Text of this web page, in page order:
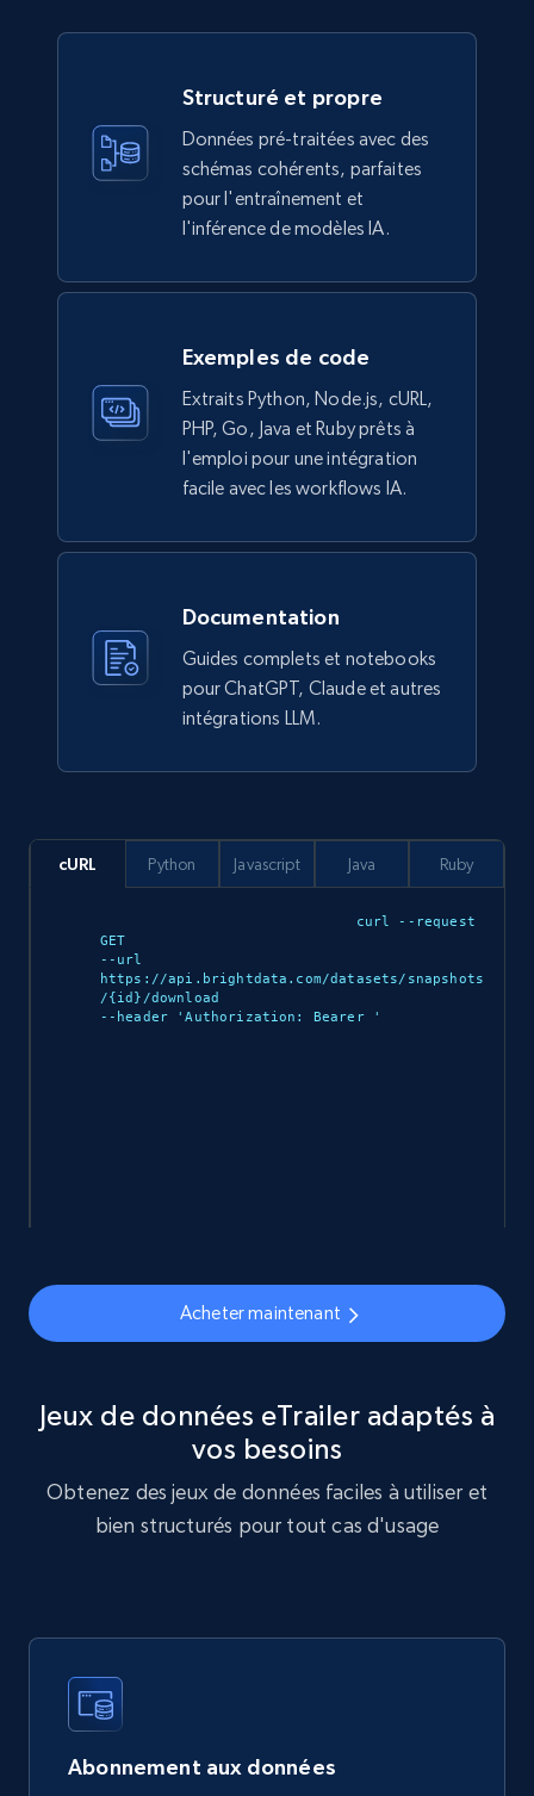
Ikea - Products
count, Main image, Category url, Category, and
more.
Walmart sellers info
Seller id, URL, Catalog seller id, Seller name, Seller
display name, Seller email, Seller phone, Seller
about us, and more.
eCommerce
88+
Ozon.ru products
URL, Sku, Breadcrumbs, Name, Rating, Review
eCommerce
901+
URL, Product id, Title, Original price, Final price,
Discount rate, Currency, Description, and more.
eCommerce
Google Shopping products search US
URL, Product id, Title, Final price, Initial price,
Structuré et propre
Données pré-traitées avec des
schémas cohérents, parfaites
pour l'entraînement et
l'inférence de modèles IA.
Exemples de code
Extraits Python, Node.js, cURL,
PHP, Go, Java et Ruby prêts à
l'emploi pour une intégration
facile avec les workflows IA.
Documentation
Guides complets et notebooks
pour ChatGPT, Claude et autres
intégrations LLM.
cURL
curl --request
GET
--url
https://api.brightdata.com/datasets/snapshots
/{id}/download
--header 'Authorization: Bearer
'
Python Javascript Java Ruby
Acheter maintenant
Jeux de données eTrailer adaptés à
vos besoins
Obtenez des jeux de données faciles à utiliser et
bien structurés pour tout cas d'usage
Abonnement aux données